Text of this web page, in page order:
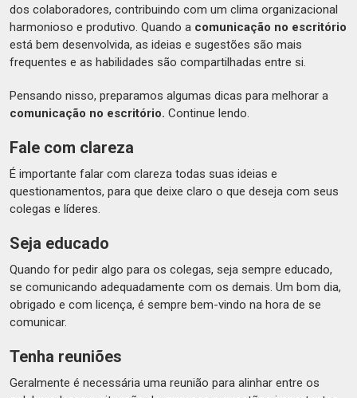
dos colaboradores, contribuindo com um clima organizacional
harmonioso e produtivo. Quando a comunicação no escritório
está bem desenvolvida, as ideias e sugestões são mais
frequentes e as habilidades são compartilhadas entre si.
Pensando nisso, preparamos algumas dicas para melhorar a
comunicação no escritório. Continue lendo.
Fale com clareza
É importante falar com clareza todas suas ideias e
questionamentos, para que deixe claro o que deseja com seus
colegas e líderes.
Seja educado
Quando for pedir algo para os colegas, seja sempre educado,
se comunicando adequadamente com os demais. Um bom dia,
obrigado e com licença, é sempre bem-vindo na hora de se
comunicar.
Tenha reuniões
Geralmente é necessária uma reunião para alinhar entre os